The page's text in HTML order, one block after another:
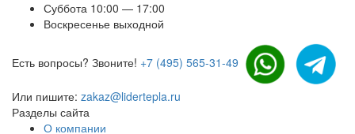
Суббота 10:00 — 17:00
Воскресенье выходной
Есть вопросы? Звоните! +7 (495) 565-31-49
Или пишите: zakaz@lidertepla.ru
Разделы сайта
О компании